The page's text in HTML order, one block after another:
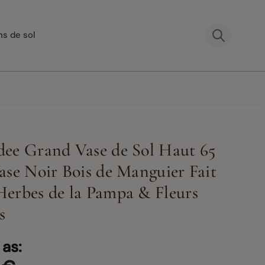
de sol
image
View larger imageView larger imageView larger image
Grand Vase de Sol Haut 65
Noir Bois de Manguier Fait
de la Pampa & Fleurs